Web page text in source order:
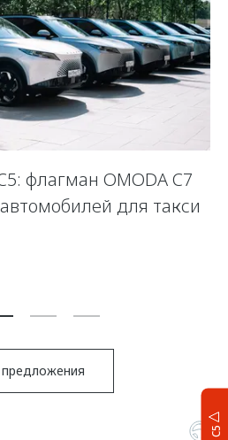
флагман OMODA C7
для такси